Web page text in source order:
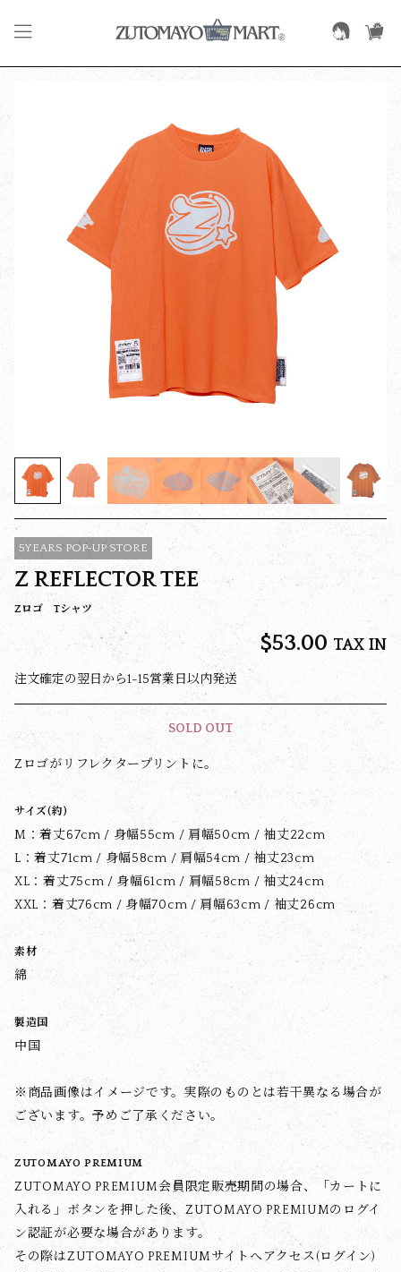
5YEARS POP-UP STORE
Z REFLECTOR TEE
Zロゴ Tシャツ
$‌53.00 TAX IN
注文確定の翌日から1-15営業日以内発送
SOLD OUT
Zロゴがリフレクタープリントに。
サイズ(約)
M：着丈67cm / 身幅55cm / 肩幅50cm / 袖丈22cm
L：着丈71cm / 身幅58cm / 肩幅54cm / 袖丈23cm
XL：着丈75cm / 身幅61cm / 肩幅58cm / 袖丈24cm
XXL：着丈76cm / 身幅70cm / 肩幅63cm / 袖丈26cm
素材
綿
製造国
中国
※商品画像はイメージです。実際のものとは若干異なる場合が
ございます。予めご了承ください。
ZUTOMAYO PREMIUM
ZUTOMAYO PREMIUM会員限定販売期間の場合、「カートに
入れる」ボタンを押した後、ZUTOMAYO PREMIUMのログイ
ン認証が必要な場合があります。
その際はZUTOMAYO PREMIUMサイトへアクセス(ログイン)